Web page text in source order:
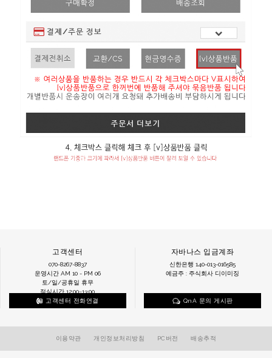
고객센터
070-8267-8837
운영시간 AM 10 - PM 06
토/일/공휴일 휴무
점심시간 12:00~13:00
고객센터 전화연결
자바나스 입금계좌
신한은행 140-013-016585
예금주 : 주식회사 디이미징
QnA 문의 게시판
이용약관 개인정보처리방침 PC버전 배송추적